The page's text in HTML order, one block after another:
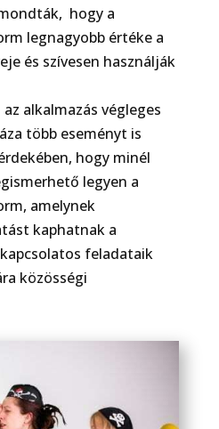
hogy a
legnagyobb értéke a
és szívesen használják
alkalmazás végleges
több eseményt is
hogy minél
legyen a
amelynek
kaphatnak a
feladataik
közösségi